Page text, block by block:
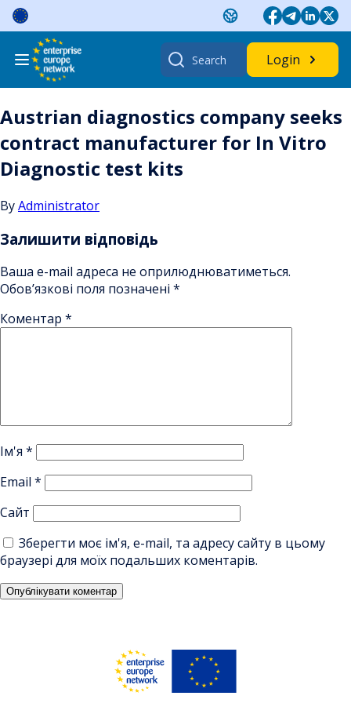
Skip
content
Search
for:
Login
Austrian diagnostics company seeks
contract manufacturer for In Vitro
Diagnostic test kits
ByAdministrator
Залишити відповідь
Ваша e-mail адреса не оприлюднюватиметься.
Обов’язкові поля позначені *
Коментар *
Ім'я *
Email *
Сайт
Зберегти моє ім'я, e-mail, та адресу сайту в цьому
браузері для моїх подальших коментарів.